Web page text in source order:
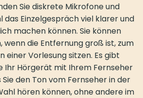
Sie diskrete Mikrofone und
das Einzelgespräch viel klarer und
machen können. Sie können
wenn die Entfernung groß ist, zum
einer Vorlesung sitzen. Es gibt
Ihr Hörgerät mit Ihrem Fernseher
den Ton vom Fernseher in der
hören können, ohne andere im